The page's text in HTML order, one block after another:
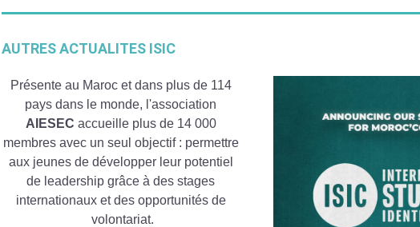
AUTRES ACTUALITES ISIC
Présente au Maroc et dans plus de 114
AIESEC accueille plus de 14 000
membres avec un seul objectif : permettre
aux jeunes de développer leur potentiel
de leadership grâce à des stages
internationaux et des opportunités de
volontariat.